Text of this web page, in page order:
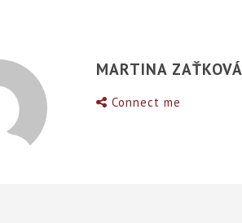
MARTINA ZAŤKOVÁ
Connect me